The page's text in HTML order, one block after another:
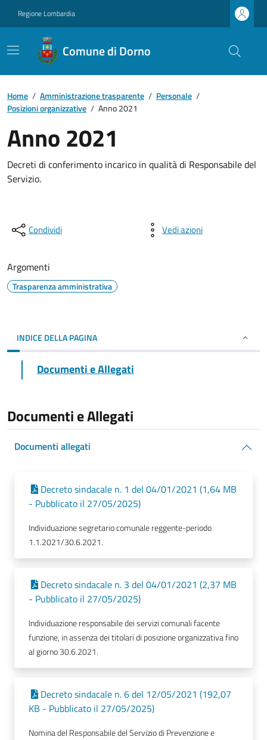
Regione Lombardia
Comune di Dorno
Home / Amministrazione trasparente / Personale /
Posizioni organizzative / Anno 2021
Anno 2021
Decreti di conferimento incarico in qualità di Responsabile del
Servizio.
Condividi Vedi azioni
Argomenti
Trasparenza amministrativa
INDICE DELLA PAGINA
Documenti e Allegati
Documenti e Allegati
Documenti allegati
Decreto sindacale n. 1 del 04/01/2021 (1,64 MB
- Pubblicato il 27/05/2025)
Individuazione segretario comunale reggente-periodo
1.1.2021/30.6.2021.
Decreto sindacale n. 3 del 04/01/2021 (2,37 MB
- Pubblicato il 27/05/2025)
Individuazione responsabile dei servizi comunali facente
funzione, in assenza dei titolari di posizione organizzativa fino
al giorno 30.6.2021.
Decreto sindacale n. 6 del 12/05/2021 (192,07
KB - Pubblicato il 27/05/2025)
Nomina del Responsabile del Servizio di Prevenzione e